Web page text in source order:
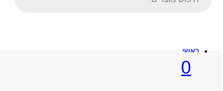
0
ראשי
אודותניו
קטלוג מוצרים
המגזין